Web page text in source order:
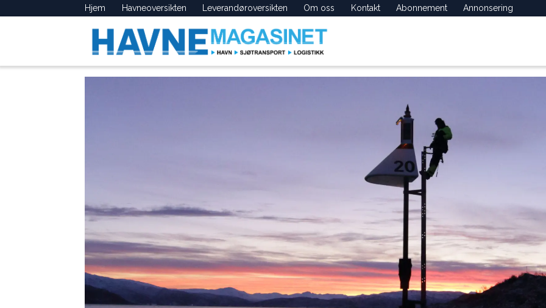
Hjem Havneoversikten Leverandøroversikten Om oss Kontakt Abonnement Annonsering